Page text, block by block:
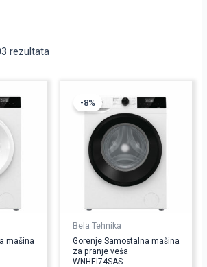
rezultata
mašina
RSD.
RSD.
-8%
Bela Tehnika
Gorenje Samostalna mašina
za pranje veša
WNHEI74SAS
cena
je
bila:
36.990,00
cena
je:
33.990,00